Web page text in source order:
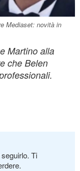
Mediaset: novità in
Martino alla
che Belen
Ti